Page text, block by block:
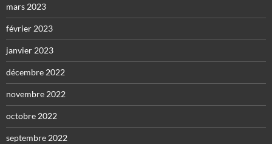
mars 2023
février 2023
janvier 2023
décembre 2022
novembre 2022
octobre 2022
septembre 2022